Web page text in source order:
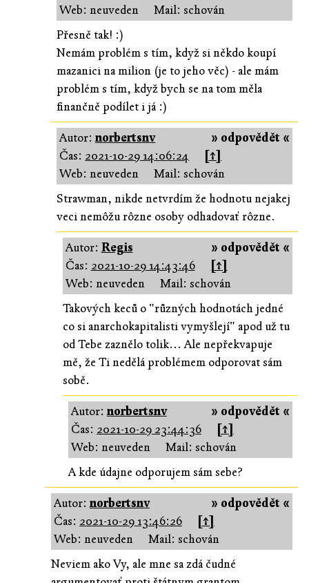
Web: neuveden
Mail: schován
Přesně tak! :)
Nemám problém s tím, když si někdo koupí
mazanici na milion (je to jeho věc) - ale mám
problém s tím, když bych se na tom měla
finančně podílet i já :)
» odpovědět «
Autor:norbertsnv
Čas: 2021-10-29 14:06:24
[↑]
Web: neuveden
Mail: schován
Strawman, nikde netvrdím že hodnotu nejakej
veci nemôžu rôzne osoby odhadovať rôzne.
» odpovědět «
Autor: Regis
Čas: 2021-10-29 14:43:46
[↑]
Web: neuveden
Mail: schován
Takových keců o "různých hodnotách jedné
co si anarchokapitalisti vymyšlejí" apod už tu
od Tebe zaznělo tolik... Ale nepřekvapuje
mě, že Ti nedělá problémem odporovat sám
sobě.
» odpovědět «
Autor:norbertsnv
Čas: 2021-10-29 23:44:36
[↑]
Web: neuveden
Mail: schován
A kde údajne odporujem sám sebe?
» odpovědět «
Autor:norbertsnv
Čas: 2021-10-29 13:46:26
[↑]
Web: neuveden
Mail: schován
Neviem ako Vy, ale mne sa zdá čudné